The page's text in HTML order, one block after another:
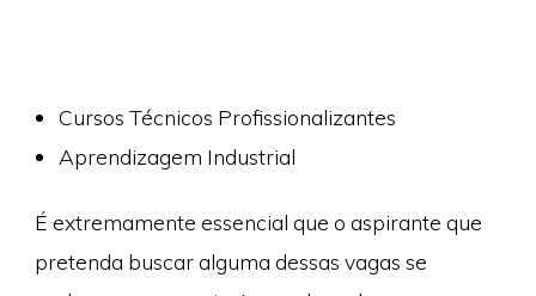
Cursos Técnicos Profissionalizantes
Aprendizagem Industrial
É extremamente essencial que o aspirante que
pretenda buscar alguma dessas vagas se